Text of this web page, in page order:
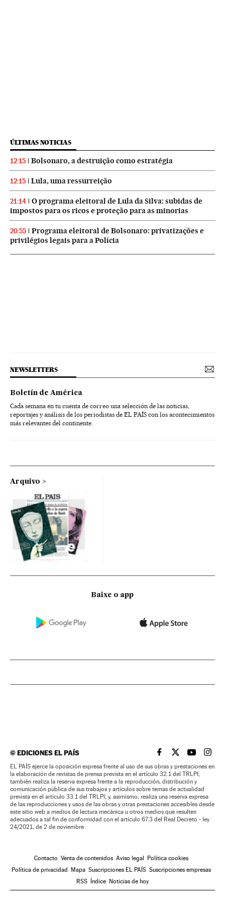
ÚLTIMAS NOTICIAS
12:15 Bolsonaro, a destruição como estratégia
12:15 Lula, uma ressurreição
21:14
O programa eleitoral de Lula da Silva: subidas de
impostos para os ricos e proteção para as minorias
20:55
Programa eleitoral de Bolsonaro: privatizações e
privilégios legais para a Polícia
NEWSLETTERS
Boletín de América
Cada semana en tu cuenta de correo una selección de las noticias,
reportajes y análisis de los periodistas de EL PAÍS con los acontecimientos
más relevantes del continente.
Arquivo
Baixe o app
©EDICIONES EL PAÍS EL PAÍS BRASIL EN
EL PAÍSEL PAÍS
EL
EL PAÍS ejerce la oposición expresa frente al uso de sus obras y prestaciones en
la elaboración de revistas de prensa prevista en el artículo 32.1 del TRLPI;
también realiza la reserva expresa frente a la reproducción, distribución y
comunicación pública de sus trabajos y artículos sobre temas de actualidad
prevista en el artículo 33.1 del TRLPI; y, asimismo, realiza una reserva expresa
de las reproducciones y usos de las obras y otras prestaciones accesibles desde
este sitio web a medios de lectura mecánica u otros medios que resulten
adecuados a tal fin de conformidad con el artículo 67.3 del Real Decreto - ley
24/2021, de 2 de noviembre
Contacto Venta de contenidos Aviso legal
Política cookies
Política de privacidad
Mapa Suscripciones EL PAÍS Suscripciones empresas
RSS
Índice Noticias de hoy